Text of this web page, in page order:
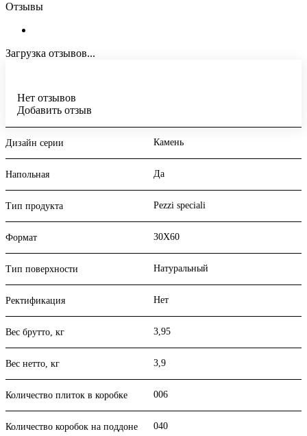
Отзывы
Загрузка отзывов...
Нет отзывов
Добавить отзыв
Дизайн серии Камень
Напольная Да
Тип продукта Pezzi speciali
Формат 30X60
Тип поверхности Натуральный
Ректификация Нет
Вес брутто, кг 3,95
Вес нетто, кг 3,9
Количество плиток в коробке 006
Количество коробок на поддоне 040